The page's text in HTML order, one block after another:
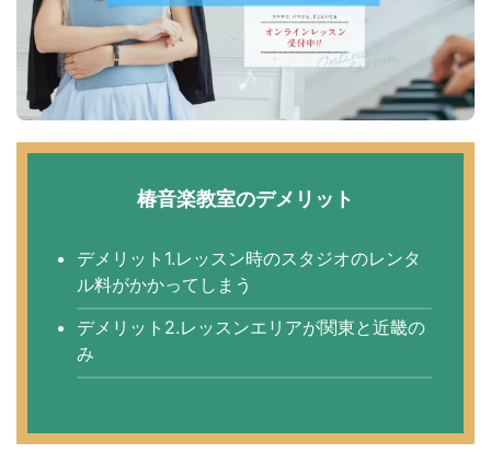
椿音楽教室のデメリット
デメリット1.レッスン時のスタジオのレンタ
ル料がかかってしまう
デメリット2.レッスンエリアが関東と近畿の
み